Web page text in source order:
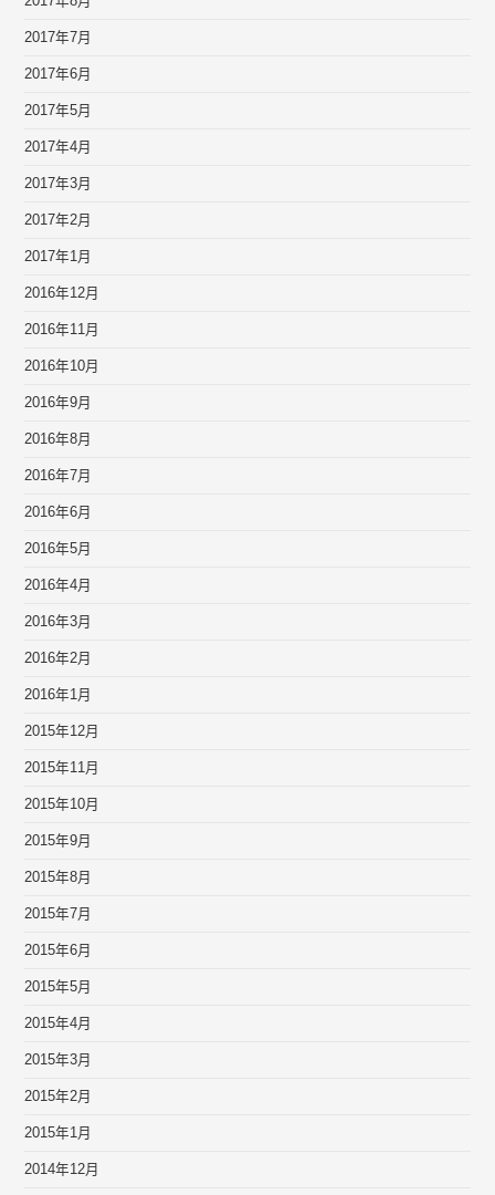
2017年7月
2017年6月
2017年5月
2017年4月
2017年3月
2017年2月
2017年1月
2016年12月
2016年11月
2016年10月
2016年9月
2016年8月
2016年7月
2016年6月
2016年5月
2016年4月
2016年3月
2016年2月
2016年1月
2015年12月
2015年11月
2015年10月
2015年9月
2015年8月
2015年7月
2015年6月
2015年5月
2015年4月
2015年3月
2015年2月
2015年1月
2014年12月